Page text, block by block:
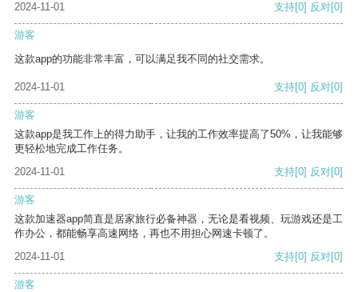
2024-11-01
支持[0] 反对[0]
游客
这款app的功能非常丰富，可以满足我不同的社交需求。
2024-11-01 支持[0] 反对[0]
游客
这款app是我工作上的得力助手，让我的工作效率提高了50%，让我能够
更轻松地完成工作任务。
2024-11-01
支持[0] 反对[0]
游客
这款加速器app简直是居家旅行必备神器，无论是看视频、玩游戏还是工
作办公，都能畅享高速网络，再也不用担心网速卡顿了。
2024-11-01
支持[0] 反对[0]
游客